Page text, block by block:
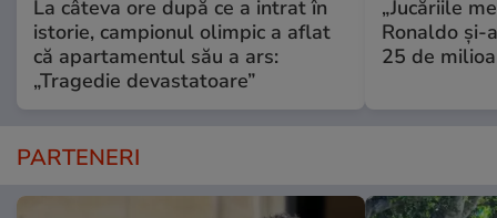
La câteva ore după ce a intrat în
istorie, campionul olimpic a aflat
că apartamentul său a ars:
„Tragedie devastatoare”
„Jucăriile
Ronaldo și-
25 de
PARTENERI